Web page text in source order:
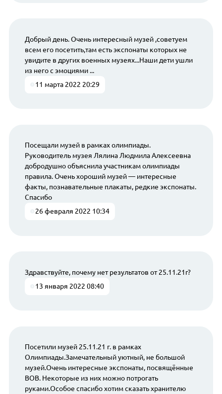
Добрый день. Очень интересный музей ,советуем
всем его посетить,там есть экспонаты которых не
увидите в других военных музеях...Наши дети ушли
из него с эмоциями ...
11 марта 2022 20:29
Посещали музей в рамках олимпиады.
Руководитель музея Лялина Людмила Алексеевна
добродушно объяснила участникам олимпиады
правила. Очень хороший музей — интересные
факты, познавательные плакаты, редкие экспонаты.
Спасибо
26 февраля 2022 10:34
Здравствуйте, почему нет результатов от 25.11.21г?
13 января 2022 08:40
Посетили музей 25.11.21 г. в рамках
Олимпиады.Замечательный уютный, не большой
музей.Очень интересные экспонаты, посвящённые
ВОВ. Некоторые из них можно потрогать
руками.Особое спасибо хотим сказать хранителю